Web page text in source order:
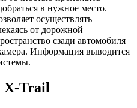
в нужное место.
осуществлять
от дорожной
сзади автомобиля
Информация выводится
X-Trail